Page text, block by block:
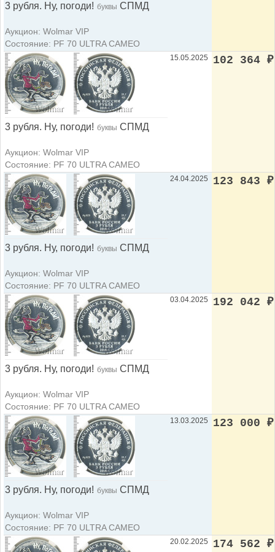
3 рубля. Ну, погоди! буквы СПМД
Аукцион: Wolmar VIP
Состояние: PF 70 ULTRA CAMEO
3 рубля. Ну, погоди! буквы СПМД
Аукцион: Wolmar VIP
Состояние: PF 70 ULTRA CAMEO
15.05.2025 102 364 ₽
3 рубля. Ну, погоди! буквы СПМД
Аукцион: Wolmar VIP
Состояние: PF 70 ULTRA CAMEO
24.04.2025 123 843 ₽
3 рубля. Ну, погоди! буквы СПМД
Аукцион: Wolmar VIP
Состояние: PF 70 ULTRA CAMEO
03.04.2025 192 042 ₽
3 рубля. Ну, погоди! буквы СПМД
Аукцион: Wolmar VIP
Состояние: PF 70 ULTRA CAMEO
13.03.2025 123 000 ₽
20.02.2025 174 562 ₽